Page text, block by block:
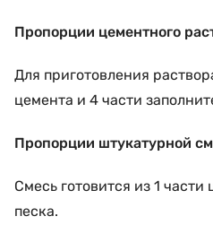
Пропорции цементного
Для приготовления
цемента и 4 части
Пропорции штукатурной
Смесь готовится из 1 части
песка.